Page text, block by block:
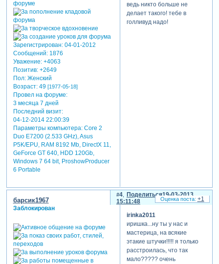
Зарегистрирован: 04-01-2012
Сообщений:1876
Уважение: +4063
Позитив: +2649
Пол:Женский
Возраст:49 [1977-05-18]
Провел на форуме:
3 месяца 7 дней
Последний визит:
04-12-2014 22:00:39
Параметры компьютера:Core 2
Duo E7200 (2.533 GHz), Asus
P5K/EPU, RAM 8192 Mb, DirectX 11,
GeForce GT 640, HDD 120Gb,
Windows 7 64 bit, ProshowProducer
6 Portable
ведь никто больше не
делает такого! тебе в
голливуд надо!
Поделиться
4
19-03-2013
15:11:48
барсик1967
Заблокирован
irinka2011
иришка...ну ты у нас и
мастерица, на всякие
этакие штучки!!!!! я только
расстроилась, что так
мало????? очень
+1